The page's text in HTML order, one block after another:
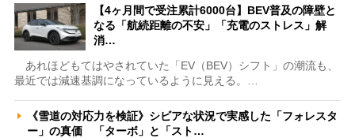
【4ヶ月間で受注累計6000台】BEV普及の障壁と
なる「航続距離の不安」「充電のストレス」解
消…
あれほどもてはやされていた「EV（BEV）シフト」の潮流も、
最近では減速基調になっているように見える。…
《雪道の対応力を検証》シビアな状況で実感した「フォレスタ
ー」の真価 「ターボ」と「スト…